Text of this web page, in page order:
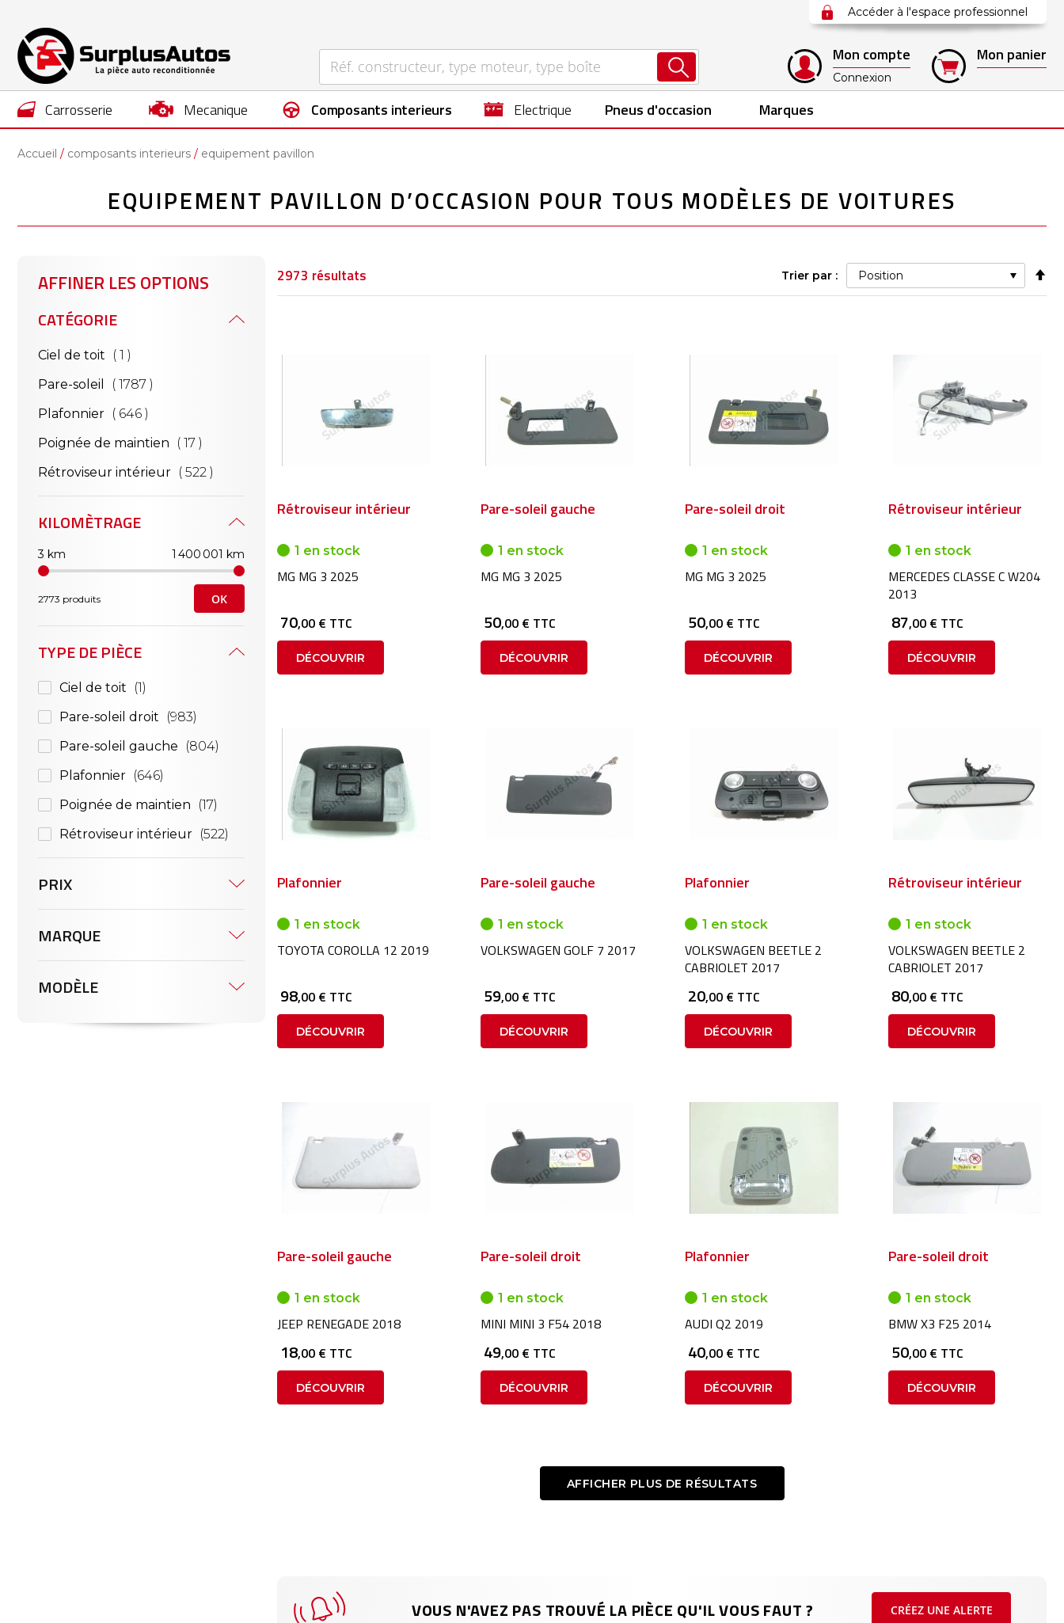
Accéder à l'espace professionnel
Mon compte
Connexion
Mon panier
carrosserie mecanique composants interieurs electrique Pneus d'occasion Marques
Accueil composants interieurs equipement pavillon
EQUIPEMENT PAVILLON D’OCCASION POUR TOUS MODÈLES DE VOITURES
2973 résultats Trier par :
Rétroviseur intérieur
1 en stock
MG MG 3 2025
70,00 € TTC
DÉCOUVRIR
Pare-soleil gauche
1 en stock
MG MG 3 2025
50,00 € TTC
DÉCOUVRIR
Pare-soleil droit
1 en stock
MG MG 3 2025
50,00 € TTC
DÉCOUVRIR
Rétroviseur intérieur
1 en stock
MERCEDES CLASSE C W204
2013
87,00 € TTC
DÉCOUVRIR
Plafonnier
1 en stock
TOYOTA COROLLA 12 2019
98,00 € TTC
DÉCOUVRIR
Pare-soleil gauche
1 en stock
VOLKSWAGEN GOLF 7 2017
59,00 € TTC
DÉCOUVRIR
Plafonnier
1 en stock
VOLKSWAGEN BEETLE 2
CABRIOLET 2017
20,00 € TTC
DÉCOUVRIR
Rétroviseur intérieur
1 en stock
VOLKSWAGEN BEETLE 2
CABRIOLET 2017
80,00 € TTC
DÉCOUVRIR
Pare-soleil gauche
1 en stock
JEEP RENEGADE 2018
18,00 € TTC
DÉCOUVRIR
Pare-soleil droit
1 en stock
MINI MINI 3 F54 2018
49,00 € TTC
DÉCOUVRIR
Plafonnier
1 en stock
AUDI Q2 2019
40,00 € TTC
DÉCOUVRIR
Pare-soleil droit
1 en stock
BMW X3 F25 2014
50,00 € TTC
DÉCOUVRIR
AFFICHER PLUS DE RÉSULTATS
VOUS N'AVEZ PAS TROUVÉ LA PIÈCE QU'IL VOUS FAUT ? CRÉEZ UNE ALERTE
AFFINER LES OPTIONS
CATÉGORIE
Ciel de toit 1 article
Pare-soleil
1787 articles
Plafonnier
646 articles
Poignée de maintien
17 articles
Rétroviseur intérieur
522 articles
KILOMÈTRAGE
3 km 1 400 001 km
2773 produits OK
TYPE DE PIÈCE
Ciel de toit
1
Pare-soleil droit
983
Pare-soleil gauche
804
Plafonnier
646
Poignée de maintien
17
Rétroviseur intérieur
522
PRIX
MARQUE
MODÈLE